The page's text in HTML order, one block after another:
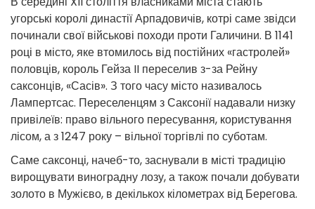
угорські королі династії Арпадовичів, котрі саме звідси
починали свої військові походи проти Галичини. В 1141
році в місто, яке втомилось від постійних «гастролей»
половців, король Гейза II переселив з-за Рейну
саксонців, «Сасів». З того часу місто називалось
Лампертсас. Переселенцям з Саксонії надавали низку
привілеїв: право вільного пересування, користування
лісом, а з 1247 року – вільної торгівлі по суботам.
Саме саксонці, начеб-то, заснували в місті традицію
вирощувати виноградну лозу, а також почали добувати
золото в Мужієво, в декількох кілометрах від Берегова.